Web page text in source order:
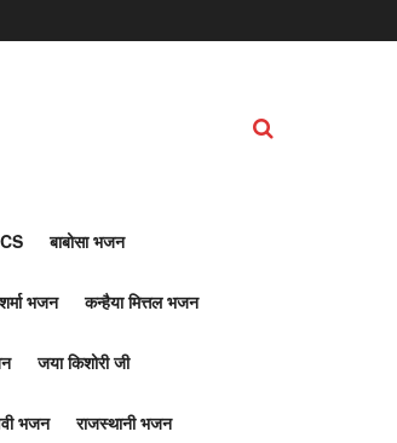
बाबोसा भजन
भजन कन्हैया मित्तल भजन
जया किशोरी जी
भजन राजस्थानी भजन